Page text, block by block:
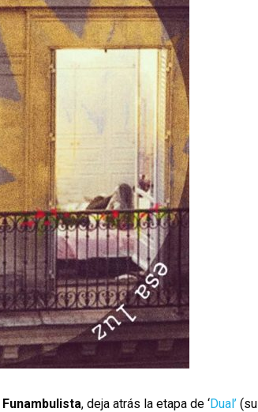
Funambulista, deja atrás la etapa de ‘Dual’ (su